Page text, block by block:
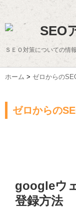
SEO
ＳＥＯ対策についての情
ホーム > ゼロからの
ゼロからの
googleウ
登録方法